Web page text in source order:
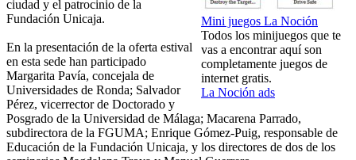
Mini juegos La Noción
Todos los minijuegos que te
vas a encontrar aquí son
completamente juegos de
internet gratis.
La Noción ads
ciudad y el patrocinio de la
Fundación Unicaja.
En la presentación de la oferta estival
en esta sede han participado
Margarita Pavía, concejala de
Universidades de Ronda; Salvador
Pérez, vicerrector de Doctorado y
Posgrado de la Universidad de Málaga; Macarena Parrado,
subdirectora de la FGUMA; Enrique Gómez-Puig, responsable de
Educación de la Fundación Unicaja, y los directores de dos de los